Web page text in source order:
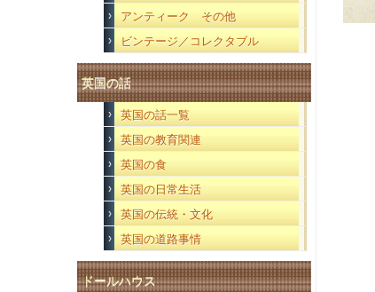
アンティーク その他
ビンテージ／コレクタブル
英国の話
英国の話一覧
英国の教育関連
英国の食
英国の日常生活
英国の伝統・文化
英国の道路事情
ドールハウス